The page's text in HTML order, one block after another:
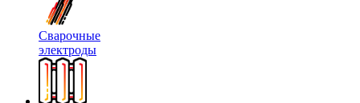
Сварочные
электроды